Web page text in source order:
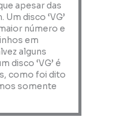
apesar das
disco ‘VG’
número e
em
alguns
disco ‘VG’ é
como foi dito
somente